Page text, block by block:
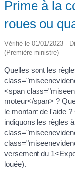
Prime à la
roues ou
Vérifié le 01/01/2023 -
(Première ministre)
Quelles sont les
<span
moteur</span> ?
le montant de l'aide
indiquons les règles
versement du
louée).